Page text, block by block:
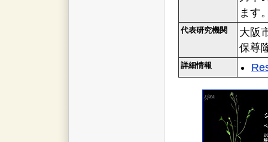
ます
代表研究機関
大阪
保尊
詳細情報